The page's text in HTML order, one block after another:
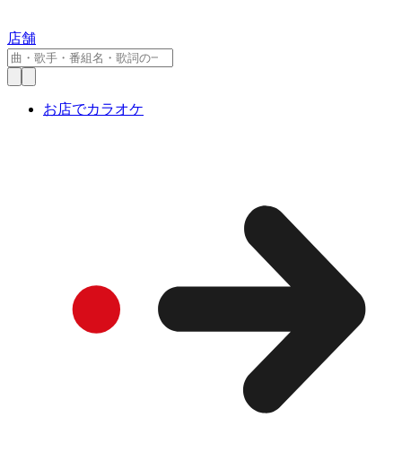
店舗
お店でカラオケ